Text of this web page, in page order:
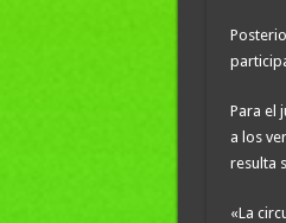
Para el
a los
resulta
«La